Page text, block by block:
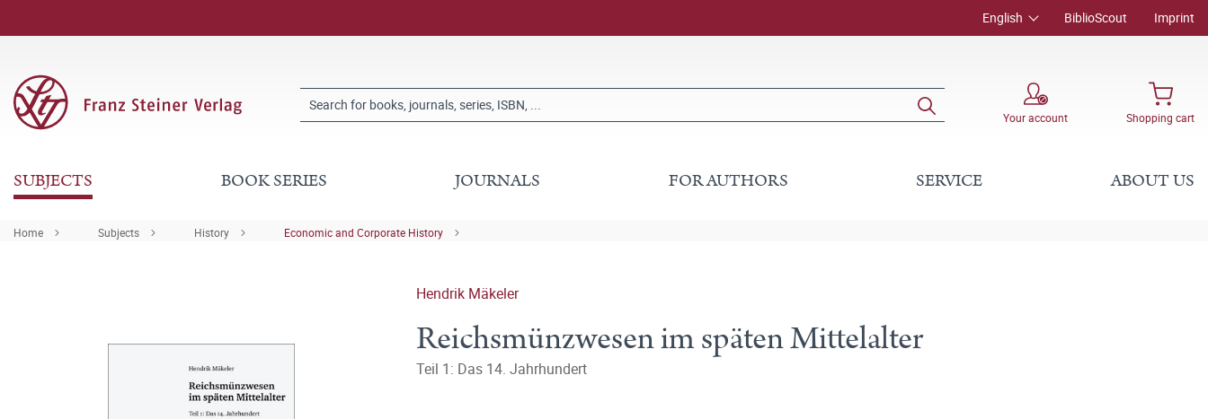
English BiblioScout Imprint
Your account Shopping cart
SUBJECTS BOOK SERIES JOURNALS FOR AUTHORS SERVICE ABOUT US
Home Subjects History Economic and Corporate History
Hendrik Mäkeler
Reichsmünzwesen im späten Mittelalter
Teil 1: Das 14. Jahrhundert